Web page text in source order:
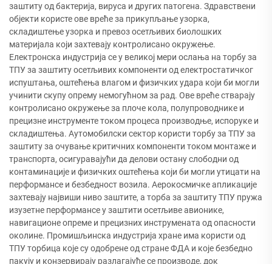
заштиту од бактерија, вируса и других патогена. Здравствени
објекти користе ове вреће за прикупљање узорка,
складиштење узорка и превоз осетљивих биолошких
материјала који захтевају контролисано окружење.
Електронска индустрија се у великој мери ослања на торбу за
ТПУ за заштиту осетљивих компоненти од електростатичког
испуштања, оштећења влагом и физичких удара који би могли
учинити скупу опрему немогућном за рад. Ове вреће стварају
контролисано окружење за плоче кола, полупроводнике и
прецизне инструменте током процеса производње, испоруке и
складиштења. Аутомобилски сектор користи торбу за ТПУ за
заштиту за очување критичних компоненти током монтаже и
транспорта, осигуравајући да делови остану слободни од
контаминације и физичких оштећења који би могли утицати на
перформансе и безбедност возила. Аерокосмичке апликације
захтевају највиши ниво заштите, а торба за заштиту ТПУ пружа
изузетне перформансе у заштити осетљиве авионике,
навигационе опреме и прецизних инструмената од опасности
околине. Промишљинска индустрија хране има користи од
ТПУ торбица које су одобрене од стране ФДА и које безбедно
пакују и конзервирају разлагајуће се производе, док